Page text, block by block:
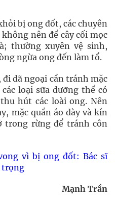
bị ong đốt, các chuyên
nên để cây cối mọc
thường xuyên vệ sinh,
ngừa ong đến làm tổ.
dã ngoại cần tránh mặc
loại sữa dưỡng thể có
hút các loài ong. Nên
mặc quần áo dày và kín
trong rừng để tránh côn
vì bị ong đốt: Bác sĩ
trọng
Mạnh Trần